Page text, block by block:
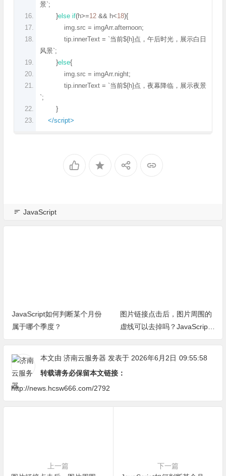
景`;
}else if(h>=12 && h<18){
            img
.src = imgArr.afternoon;
            tip
.innerText = `当前${h}点，午后时光，展示白日
风景`;
}else{
            img
.src = imgArr.night;
            tip
.innerText = `当前${h}点，夜幕降临，展示夜景
`;
}
</script>
JavaScript
JavaScript如何判断某个月份
属于哪个季度？
图片链接点击后，图片周围的
虚线可以去掉吗？JavaScript
怎么编码设置？
本文由 济南云服务器 发表于 2026年6月2日 09:55:58
转载请务必保留本文链接：
http://news.hcsw666.com/2792
上一篇
下一篇